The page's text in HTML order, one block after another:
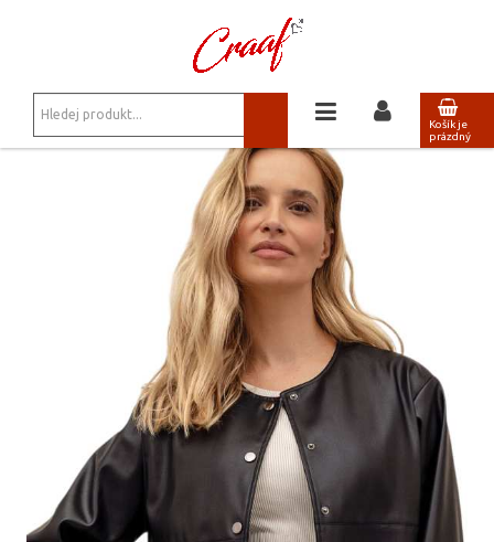
Košík je
prázdný
/
NETRADIČNÍ DENIMOVÁ BUNDIČKA FS523-5-23-36